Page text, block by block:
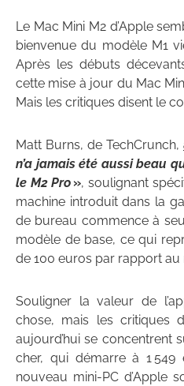
Le Mac Mini M2 d’Apple
bienvenue du modèle M1
Après les débuts
cette mise à jour du Mac
Mais les critiques disent le
Matt Burns, de TechCrunch,
n’a jamais été aussi beau
le M2 Pro », soulignant
machine introduit dans la
de bureau commence à
modèle de base, ce qui
de 100 euros par rapport au
Souligner la valeur de
chose, mais les critiques
aujourd’hui se concentrent
cher, qui démarre à 1
nouveau mini-PC d’Apple